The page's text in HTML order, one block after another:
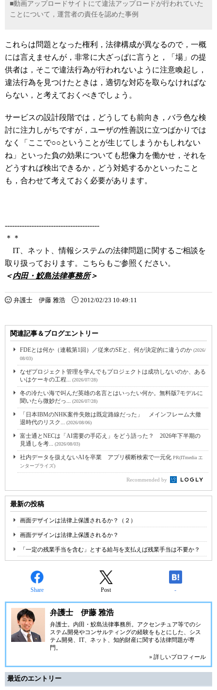
■動画アップロードサイトにて違法アップロードが行われていた
ことについて，運営者の責任を認めた事例
これらは問題となった権利，法律構成が異なるので，一概
には言えませんが，非常に大ざっぱに言うと，「場」の提
供者は，そこで違法行為が行われないように注意喚起し，
違法行為を見つけたときは，適切な対応を取らなければな
らない，と考えておくべきでしょう。
サービスの設計段階では，どうしても前向き，バラ色な検
討に注力しがちですが，ユーザの性善説に立つばかりでは
なく「ここで○○ということが生じてしまうかもしれない
ね」といった負の効果についても想像力を働かせ，それを
どうすれば検出できるか，どう対処するかといったこと
も，合わせて考えておく必要があります。
---------------------------------------
＊＊
IT、ネット、情報システムの法律問題に関するご相談を
取り扱っております。こちらもご参照ください。
＜内田・鮫島法律事務所＞
弁護士 伊藤 雅浩 2012/02/23 10:49:11
関連記事＆ブログエントリー
FDEとは何か（連載第1回）／従来のSEと、何が決定的に違うのか (2026/
08/03)
なぜプロジェクト管理を学んでもプロジェクトは成功しないのか、ある
いはケーキの工程... (2026/07/28)
冬の冷たい海で叫んだ英雄の名言とはいったい何か。無料版7モデルに
聞いたら微妙だっ... (2026/07/28)
「日本IBMのNHK案件失敗は既定路線だった」 メインフレーム大撤
退時代のリスク... (2026/08/06)
富士通とNECは「AI需要の手応え」をどう語った？ 2026年下半期の
見通しを考... (2026/08/03)
社内データを扱えないAIを卒業 アプリ横断検索で一元化 PR(ITmedia エ
ンタープライズ)
Recommended by
最新の投稿
画面デザインは法律上保護されるか？（２）
画面デザインは法律上保護されるか？
「一定の残業手当を含む」とする給与を支払えば残業手当は不要か？
Share Post -
弁護士 伊藤 雅浩
弁護士。内田・鮫島法律事務所。アクセンチュア等でのシ
ステム開発やコンサルティングの経験をもとにした、シス
テム開発、IT、ネット、知的財産に関する法律問題が専
門。
» 詳しいプロフィール
最近のエントリー